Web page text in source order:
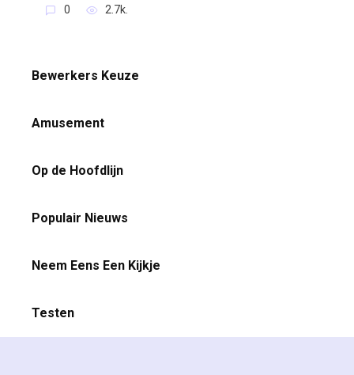
0 2.7k.
Bewerkers Keuze
Amusement
Op de Hoofdlijn
Populair Nieuws
Neem Eens Een Kijkje
Testen